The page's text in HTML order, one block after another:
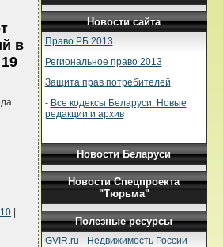
в
Новости сайта
Право РБ 2013
Региональное право 2013
Защита прав потребителей
- Все кодексы Беларуси. Новые
редакции и архив
Новости Беларуси
Новости Спецпроекта
"Тюрьма"
Полезные ресурсы
GVIR.ru - Недвижимость России